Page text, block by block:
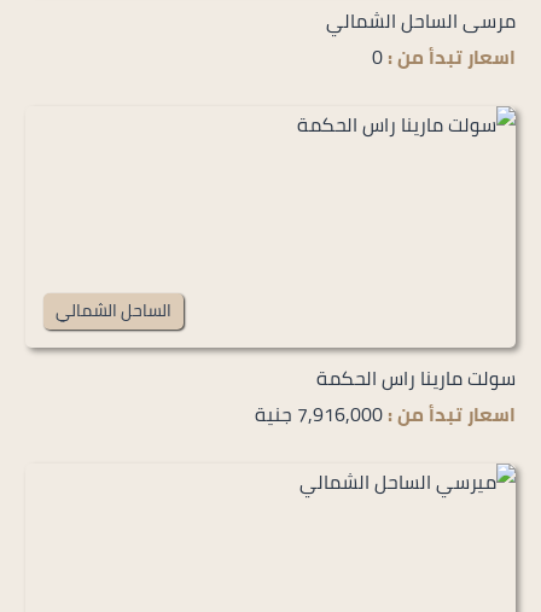
مرسى الساحل الشمالي
اسعار تبدأ من :0
الساحل الشمالي
سولت مارينا راس الحكمة
اسعار تبدأ من :7,916,000 جنية